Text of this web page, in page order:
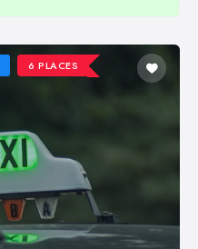
6 PLACES